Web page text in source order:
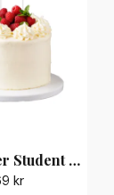
Caketopper Student 2026
kr